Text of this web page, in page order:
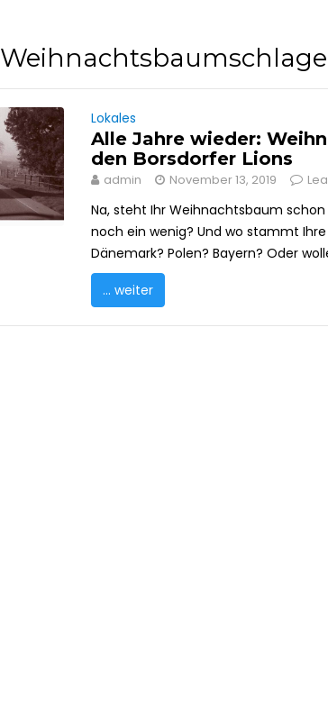
Lokales
Alle Jahre wieder:
den Borsdorfer Lions
admin November 13, 2019
Na, steht Ihr Weihnachtsbaum
noch ein wenig? Und wo stammt
Dänemark? Polen? Bayern? Oder
... weiter